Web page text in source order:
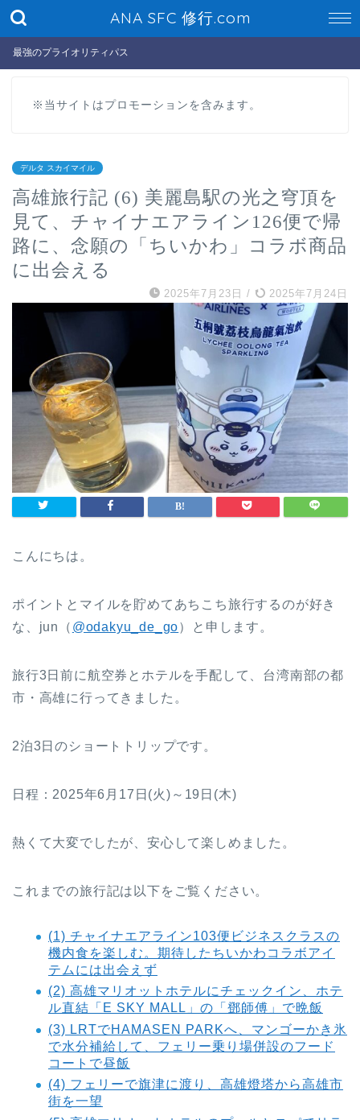
ANA SFC 修行.com
最強のプライオリティパス
※当サイトはプロモーションを含みます。
デルタ スカイマイル
高雄旅行記 (6) 美麗島駅の光之穹頂を
見て、チャイナエアライン126便で帰
路に、念願の「ちいかわ」コラボ商品
に出会える
2025年7月23日 / 2025年7月24日
こんにちは。
ポイントとマイルを貯めてあちこち旅行するのが好き
な、jun（ @odakyu_de_go）と申します。
旅行3日前に航空券とホテルを手配して、台湾南部の都
市・高雄に行ってきました。
2泊3日のショートトリップです。
日程：2025年6月17日(火)～19日(木)
熱くて大変でしたが、安心して楽しめました。
これまでの旅行記は以下をご覧ください。
(1) チャイナエアライン103便ビジネスクラスの
機内食を楽しむ。期待したちいかわコラボアイ
テムには出会えず
(2) 高雄マリオットホテルにチェックイン、ホテ
ル直結「E SKY MALL」の「鄧師傅」で晩飯
(3) LRTでHAMASEN PARKへ、マンゴーかき氷
で水分補給して、フェリー乗り場併設のフード
コートで昼飯
(4) フェリーで旗津に渡り、高雄燈塔から高雄市
街を一望